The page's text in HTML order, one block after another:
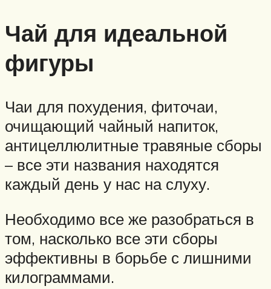
Чай для идеальной
фигуры
Чаи для похудения, фиточаи,
очищающий чайный напиток,
антицеллюлитные травяные сборы
– все эти названия находятся
каждый день у нас на слуху.
Необходимо все же разобраться в
том, насколько все эти сборы
эффективны в борьбе с лишними
килограммами.